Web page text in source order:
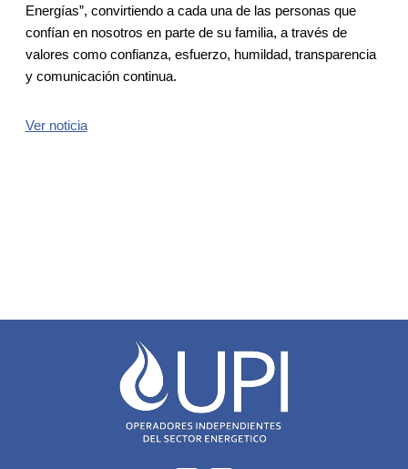
Energías”, convirtiendo a cada una de las personas que
confían en nosotros en parte de su familia, a través de
valores como confianza, esfuerzo, humildad, transparencia
y comunicación continua.
Ver noticia